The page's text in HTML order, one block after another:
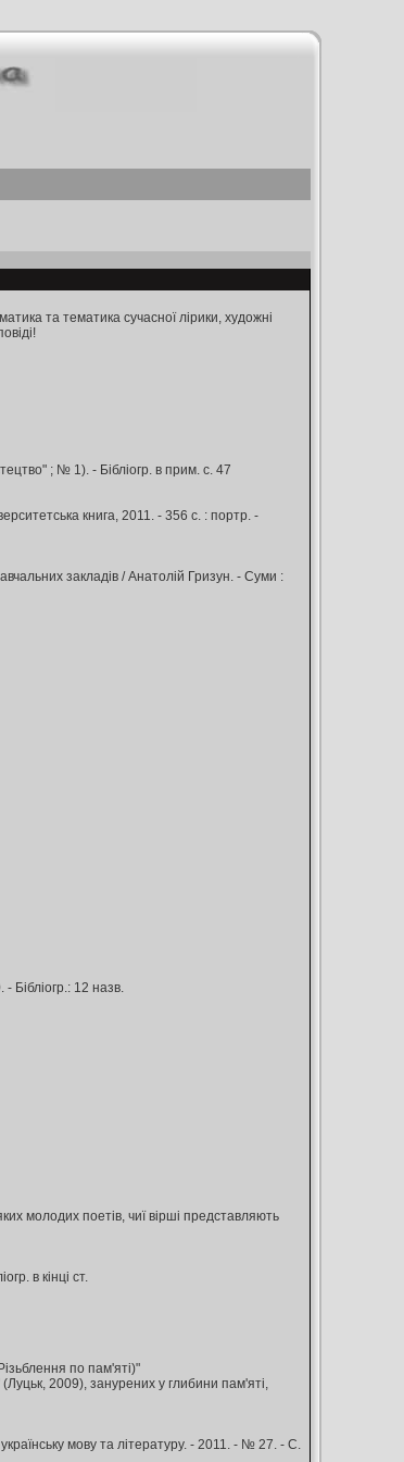
та тематика сучасної лірики, художні
; № 1). - Бiблiогр. в прим. с. 47
книга, 2011. - 356 с. : портр. -
закладів / Анатолій Гризун. - Суми :
Бібліогр.: 12 назв.
молодих поетів, чиї вірші представляють
в кінці ст.
по пам'яті)"
2009), занурених у глибини пам'яті,
мову та літературу. - 2011. - № 27. - С.